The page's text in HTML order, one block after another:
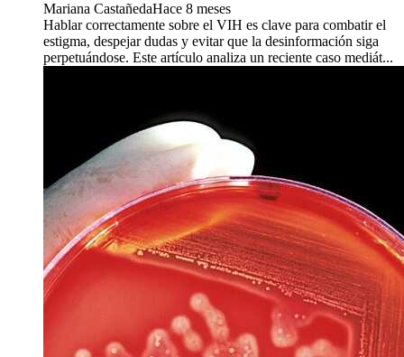
Mariana CastañedaHace 8 meses
Hablar correctamente sobre el VIH es clave para combatir el
estigma, despejar dudas y evitar que la desinformación siga
perpetuándose. Este artículo analiza un reciente caso mediát...